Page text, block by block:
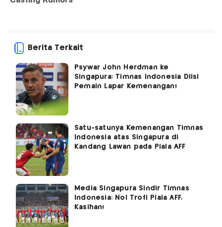
Berita Terkait
Psywar John Herdman ke
Singapura: Timnas Indonesia Diisi
Pemain Lapar Kemenangan!
Satu-satunya Kemenangan Timnas
Indonesia atas Singapura di
Kandang Lawan pada Piala AFF
Media Singapura Sindir Timnas
Indonesia: Nol Trofi Piala AFF,
Kasihan!